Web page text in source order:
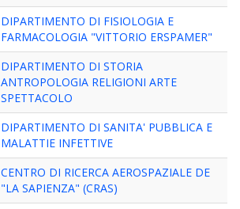
DIPARTIMENTO DI FISIOLOGIA E
FARMACOLOGIA "VITTORIO ERSPAMER"
DIPARTIMENTO DI STORIA
ANTROPOLOGIA RELIGIONI ARTE
SPETTACOLO
DIPARTIMENTO DI SANITA' PUBBLICA E
MALATTIE INFETTIVE
CENTRO DI RICERCA AEROSPAZIALE DE
"LA SAPIENZA" (CRAS)